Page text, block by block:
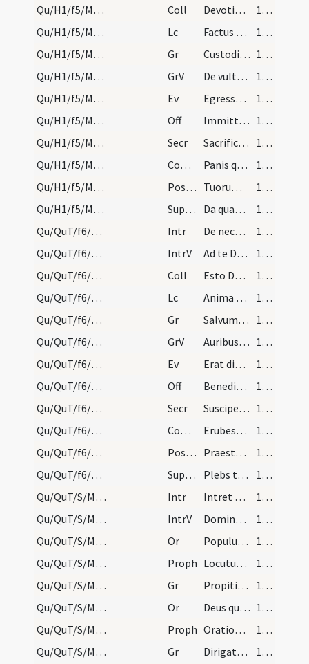
Qu/H1/f5/M2/Mass Propers
Coll Devotionem populi tui
124 (26v)
Qu/H1/f5/M2/Mass Propers
Lc Factus est sermo ... Quid est quod inter vos
124 (26v)
Qu/H1/f5/M2/Mass Propers
Gr Custodi me Domine
124 (26v)
Qu/H1/f5/M2/Mass Propers
GrV De vultu tuo
124 (26v)
Qu/H1/f5/M2/Mass Propers
Ev Egressus Dominus Iesus secessit in partes Tyri et Sidonis
124 (26v)
Qu/H1/f5/M2/Mass Propers
Off Immittit angelus Domini
125 (27r)
Qu/H1/f5/M2/Mass Propers
Secr Sacrificia quaesumus Domine propitius ista nos salvent
125 (27r)
Qu/H1/f5/M2/Mass Propers
Comm Panis quem ego dedero
125 (27r)
Qu/H1/f5/M2/Mass Propers
Postcomm Tuorum nos Domine largitate donorum
125 (27r)
Qu/H1/f5/M2/Mass Propers
Superpop Da quaesumus Domine populis Christianis
125 (27r)
Qu/QuT/f6/M2/Mass Propers
Intr De necessitatibus meis
125 (27r)
Qu/QuT/f6/M2/Mass Propers
IntrV Ad te Domine levavi animam meam
125 (27r)
Qu/QuT/f6/M2/Mass Propers
Coll Esto Domine propitius plebi tuae ... miseratus auxilio.
125 (27r)
Qu/QuT/f6/M2/Mass Propers
Lc Anima quae peccaverit ipsa morietur
125 (27r)
Qu/QuT/f6/M2/Mass Propers
Gr Salvum fac servum tuum
126 (27v)
Qu/QuT/f6/M2/Mass Propers
GrV Auribus percipe
126 (27v)
Qu/QuT/f6/M2/Mass Propers
Ev Erat dies festus Iudaeorum
126 (27v)
Qu/QuT/f6/M2/Mass Propers
Off Benedic anima mea Domino
127 (28r)
Qu/QuT/f6/M2/Mass Propers
Secr Suscipe quaesumus Domine nostris oblata servitiis
127 (28r)
Qu/QuT/f6/M2/Mass Propers
Comm Erubescant et conturbentur
127 (28r)
Qu/QuT/f6/M2/Mass Propers
Postcomm Praesta quaesumus Domine spiritualibus gaudiis nos repleri
127 (28r)
Qu/QuT/f6/M2/Mass Propers
Superpop Plebs tua quaesumus Domine benedictionis sanctae munus
127 (28r)
Qu/QuT/S/M2/Mass Propers
Intr Intret oratio mea
127 (28r)
Qu/QuT/S/M2/Mass Propers
IntrV Domine Deus salutis meae
127 (28r)
Qu/QuT/S/M2/Mass Propers/1
Or Populum tuum quaesumus Domine propitius respice atque ab eo
127 (28r)
Qu/QuT/S/M2/Mass Propers/1
Proph Locutus est Moyses ... Respice Domine de sanctuario tuo
127 (28r)
Qu/QuT/S/M2/Mass Propers/1
Gr Propitius esto Domine
127 (28r)
Qu/QuT/S/M2/Mass Propers/2
Or Deus qui nos in tantis constitutos ... adiuvante vincamus.
127 (28r)
Qu/QuT/S/M2/Mass Propers/2
Proph Orationem faciebant sacerdotes
128 (28v)
Qu/QuT/S/M2/Mass Propers/2
Gr Dirigatur oratio mea 128 (28v)